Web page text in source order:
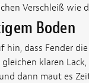
Verschleiß wie
Boden
dass Fender
klaren
dann maut es